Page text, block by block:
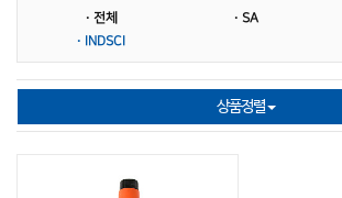
Particle Counter 풍속계
누설탐지기
· 전체 · SA
· INDSCI
상품정렬